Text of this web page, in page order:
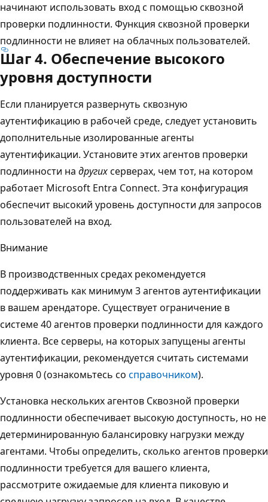
начинают использовать вход с помощью сквозной
проверки подлинности. Функция сквозной проверки
подлинности не влияет на облачных пользователей.
Шаг 4. Обеспечение высокого
уровня доступности
Если планируется развернуть сквозную
аутентификацию в рабочей среде, следует установить
дополнительные изолированные агенты
аутентификации. Установите этих агентов проверки
подлинности на другихсерверах, чем тот, на котором
работает Microsoft Entra Connect. Эта конфигурация
обеспечит высокий уровень доступности для запросов
пользователей на вход.
Внимание
В производственных средах рекомендуется
поддерживать как минимум 3 агентов аутентификации
в вашем арендаторе. Существует ограничение в
системе 40 агентов проверки подлинности для каждого
клиента. Все серверы, на которых запущены агенты
аутентификации, рекомендуется считать системами
уровня 0 (ознакомьтесь со справочником).
Установка нескольких агентов Сквозной проверки
подлинности обеспечивает высокую доступность, но не
детерминированную балансировку нагрузки между
агентами. Чтобы определить, сколько агентов проверки
подлинности требуется для вашего клиента,
рассмотрите ожидаемые для клиента пиковую и